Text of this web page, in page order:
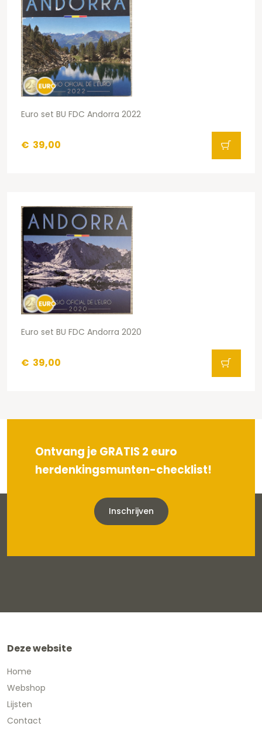
Euro set BU FDC Andorra 2022
€ 39,00
Euro set BU FDC Andorra 2020
€ 39,00
Ontvang je GRATIS 2 euro
herdenkingsmunten-checklist!
Inschrijven
Deze website
Home
Webshop
Lijsten
Contact